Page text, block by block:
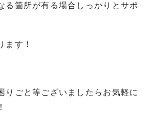
る箇所が有る場合しっかりとサポ
ます！
りごと等ございましたらお気軽に